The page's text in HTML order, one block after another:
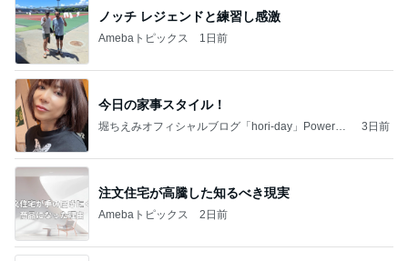
ノッチ レジェンドと練習し感激
Amebaトピックス 1日前
今日の家事スタイル！
堀ちえみオフィシャルブログ「hori-day」Powered
3日前
注文住宅が高騰した知るべき現実
Amebaトピックス 2日前